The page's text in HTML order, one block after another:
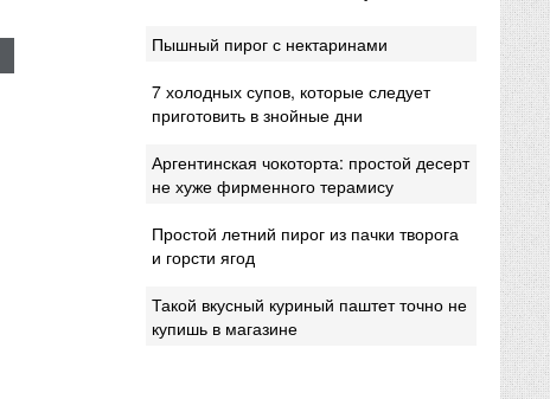
Пышный пирог с нектаринами
7 холодных супов, которые следует
приготовить в знойные дни
Аргентинская чокоторта: простой десерт
не хуже фирменного терамису
Простой летний пирог из пачки творога
и горсти ягод
Такой вкусный куриный паштет точно не
купишь в магазине